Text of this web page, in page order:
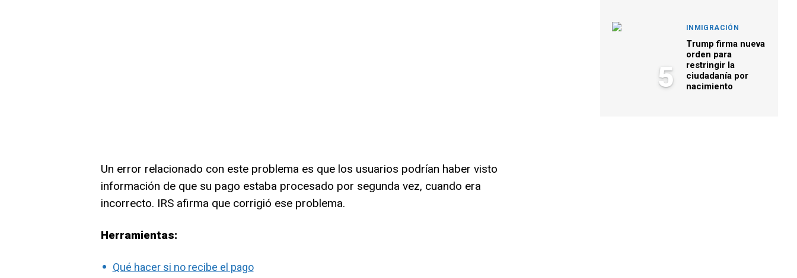
Un error relacionado con este problema es que los usuarios podrían haber visto
información de que su pago estaba procesado por segunda vez, cuando era
incorrecto. IRS afirma que corrigió ese problema.
Herramientas:
Qué hacer si no recibe el pago
5
INMIGRACIÓN
Trump firma nueva
orden para
restringir la
ciudadanía por
nacimiento